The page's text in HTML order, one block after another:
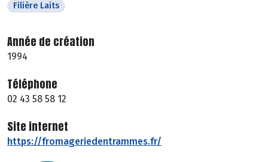
Filière Laits
Année de création
1994
Téléphone
02 43 58 58 12
Site internet
https://fromageriedentrammes.fr/